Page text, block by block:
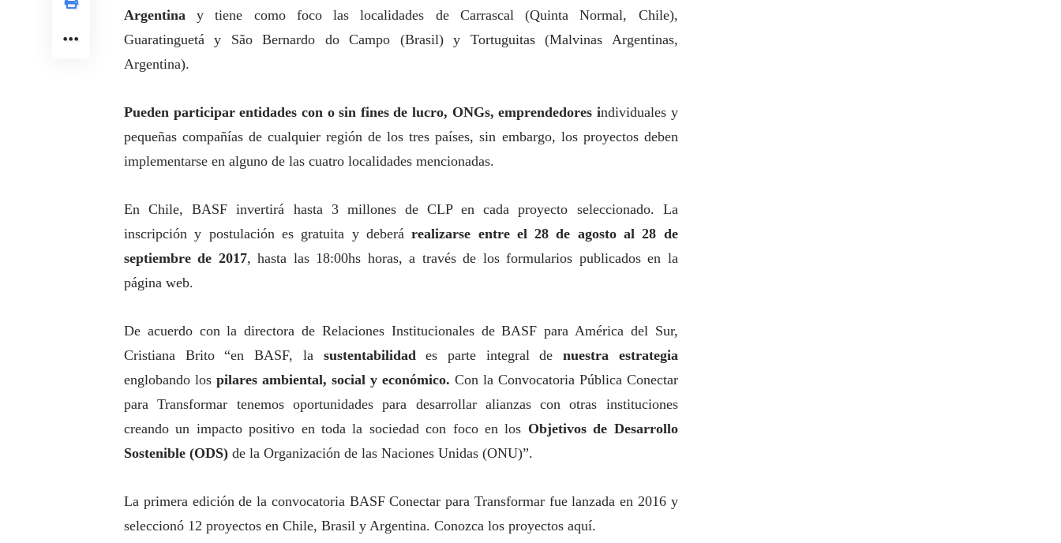
Argentina y tiene como foco las localidades de Carrascal (Quinta Normal, Chile),
Guaratinguetá y São Bernardo do Campo (Brasil) y Tortuguitas (Malvinas Argentinas,
Argentina).
Pueden participar entidades con o sin fines de lucro, ONGs, emprendedores individuales y
pequeñas compañías de cualquier región de los tres países, sin embargo, los proyectos deben
implementarse en alguno de las cuatro localidades mencionadas.
En Chile,BASF invertirá hasta 3 millones de CLP en cada proyecto seleccionado. La
inscripción y postulación es gratuita y deberárealizarse entre el 28 de agosto al 28 de
septiembre de 2017, hasta las 18:00hs horas, a través de los formularios publicados en la
página web.
De acuerdo con la directora de Relaciones Institucionales deBASF para América del Sur,
Cristiana Brito “enBASF, la sustentabilidades parte integral denuestra estrategia
englobando los pilares ambiental, socialy económico. Con la Convocatoria Pública Conectar
para Transformar tenemos oportunidades para desarrollar alianzas con otras instituciones
creando un impacto positivo en toda la sociedad con foco en los Objetivos de Desarrollo
Sostenible (ODS) de la Organización de las Naciones Unidas (ONU)”.
La primera edición de la convocatoria BASFConectar para Transformar fue lanzada en 2016 y
seleccionó 12 proyectos en Chile, Brasil y Argentina. Conozca los proyectos aquí.